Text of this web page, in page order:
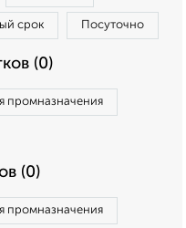
срок Посуточно
(0)
промназначения
(0)
промназначения